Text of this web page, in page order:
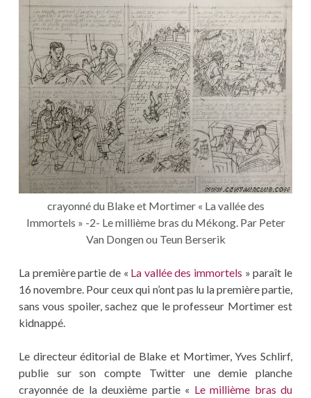
crayonné du Blake et Mortimer « La vallée des
Immortels » -2- Le millième bras du Mékong. Par Peter
Van Dongen ou Teun Berserik
La première partie de « La vallée des immortels » paraît le
16 novembre. Pour ceux qui n’ont pas lu la première partie,
sans vous spoiler, sachez que le professeur Mortimer est
kidnappé.
Le directeur éditorial de Blake et Mortimer, Yves Schlirf,
publie sur son compte Twitter une demie planche
crayonnée de la deuxième partie « Le millième bras du